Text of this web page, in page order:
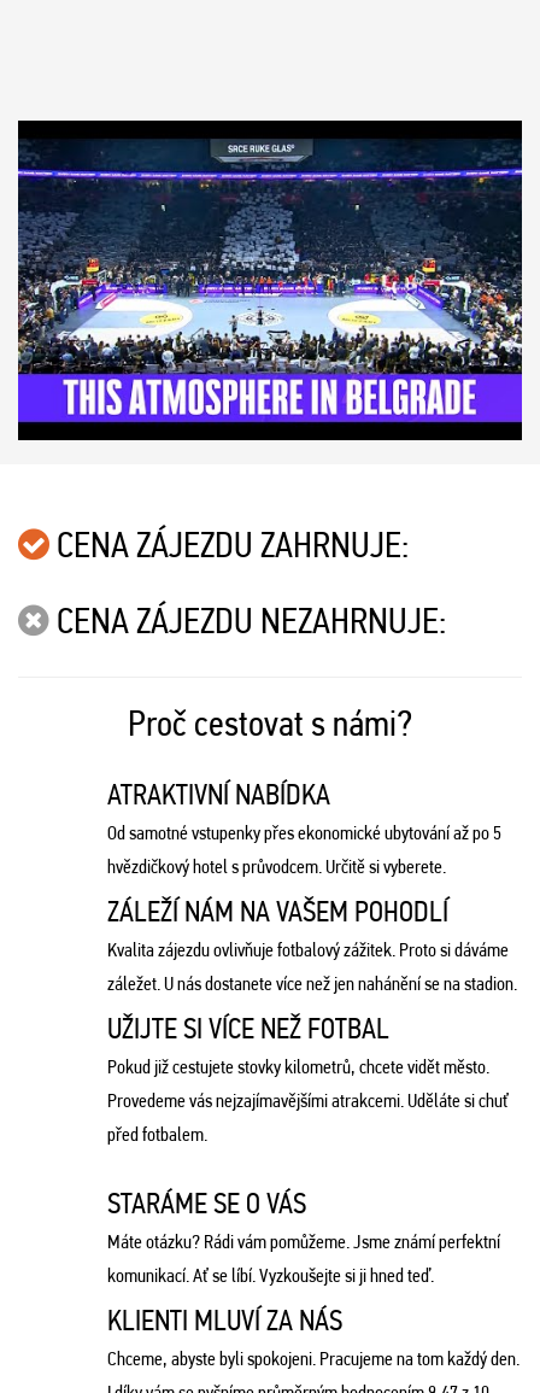
CENA ZÁJEZDU ZAHRNUJE:
CENA ZÁJEZDU NEZAHRNUJE:
Proč cestovat s námi?
ATRAKTIVNÍ NABÍDKA
Od samotné vstupenky přes ekonomické ubytování až po 5
hvězdičkový hotel s průvodcem. Určitě si vyberete.
ZÁLEŽÍ NÁM NA VAŠEM POHODLÍ
Kvalita zájezdu ovlivňuje fotbalový zážitek. Proto si dáváme
záležet. U nás dostanete více než jen nahánění se na stadion.
UŽIJTE SI VÍCE NEŽ FOTBAL
Pokud již cestujete stovky kilometrů, chcete vidět město.
Provedeme vás nejzajímavějšími atrakcemi. Uděláte si chuť
před fotbalem.
STARÁME SE O VÁS
Máte otázku? Rádi vám pomůžeme. Jsme známí perfektní
komunikací. Ať se líbí. Vyzkoušejte si ji hned teď.
KLIENTI MLUVÍ ZA NÁS
Chceme, abyste byli spokojeni. Pracujeme na tom každý den.